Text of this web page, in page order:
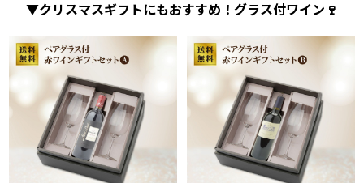
▼クリスマスギフトにもおすすめ！グラス付ワイン🍷